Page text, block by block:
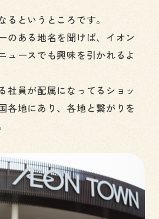
るというところです。
のある地名を聞けば、イオン
ュースでも興味を引かれるよ
社員が配属になってるショッ
各地にあり、各地と繋がりを